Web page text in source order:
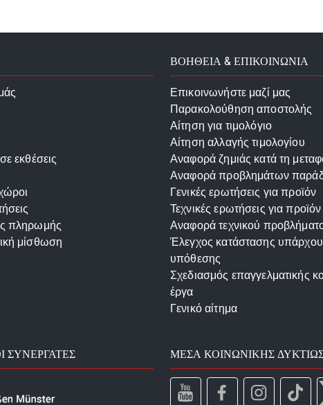
εκθέσεις
πληρωμής
μίσθωση
ΒΟΗΘΕΙΑ & ΕΠΙΚΟΙΝΩΝΙΑ
Επικοινωνήστε μαζί μας
Παρακολούθηση αποστολής
Αίτηση για τιμολόγιο
Αίτηση αλλαγής τιμολογίου
Αναφορά ζημιάς κατά τη
Αναφορά προβλημάτων
Γενικές ερωτήσεις για προϊόν
Τεχνικές ερωτήσεις για προϊόν
Αναφορά τεχνικού
Έλεγχος κατάστασης
υπόθεσης
Σχεδιασμός επαγγελματικής
έργα
Γενικό αίτημα
ΣΥΝΕΡΓΆΤΕΣ ΜΈΣΑ ΚΟΙΝΩΝΙΚΉΣ